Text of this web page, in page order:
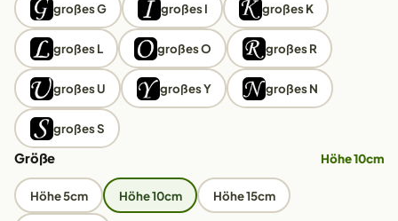
großes G großes I großes K
großes L großes O großes R
großes U großes Y großes N
großes S
Größe Höhe 10cm
Höhe 5cm Höhe 10cm Höhe 15cm